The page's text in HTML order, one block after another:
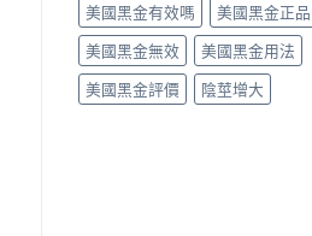
美國黑金有效嗎
美國黑金正品
美國黑金無效
美國黑金用法
美國黑金評價
陰莖增大